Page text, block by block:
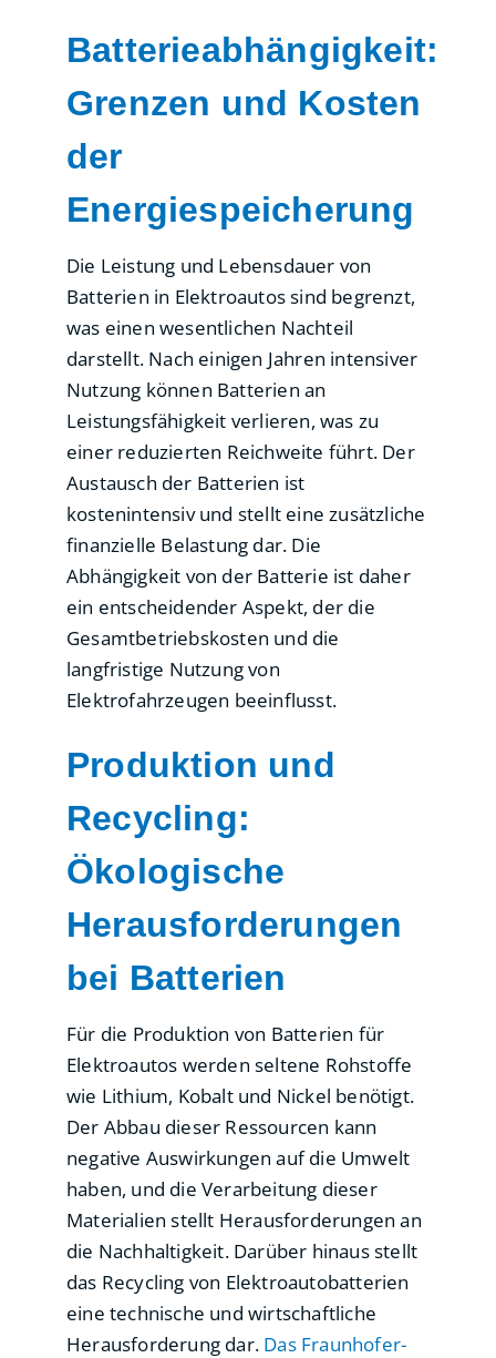
Batterieabhängigkeit:
Grenzen und Kosten
der
Energiespeicherung
Die Leistung und Lebensdauer von
Batterien in Elektroautos sind begrenzt,
was einen wesentlichen Nachteil
darstellt. Nach einigen Jahren intensiver
Nutzung können Batterien an
Leistungsfähigkeit verlieren, was zu
einer reduzierten Reichweite führt. Der
Austausch der Batterien ist
kostenintensiv und stellt eine zusätzliche
finanzielle Belastung dar. Die
Abhängigkeit von der Batterie ist daher
ein entscheidender Aspekt, der die
Gesamtbetriebskosten und die
langfristige Nutzung von
Elektrofahrzeugen beeinflusst.
Produktion und
Recycling:
Ökologische
Herausforderungen
bei Batterien
Für die Produktion von Batterien für
Elektroautos werden seltene Rohstoffe
wie Lithium, Kobalt und Nickel benötigt.
Der Abbau dieser Ressourcen kann
negative Auswirkungen auf die Umwelt
haben, und die Verarbeitung dieser
Materialien stellt Herausforderungen an
die Nachhaltigkeit. Darüber hinaus stellt
das Recycling von Elektroautobatterien
eine technische und wirtschaftliche
Herausforderung dar. Das Fraunhofer-